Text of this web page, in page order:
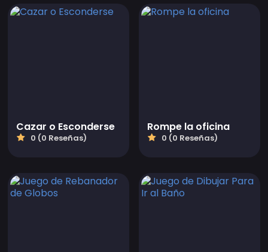
Cazar o Esconderse
0 (0 Reseñas)
Rompe la oficina
0 (0 Reseñas)